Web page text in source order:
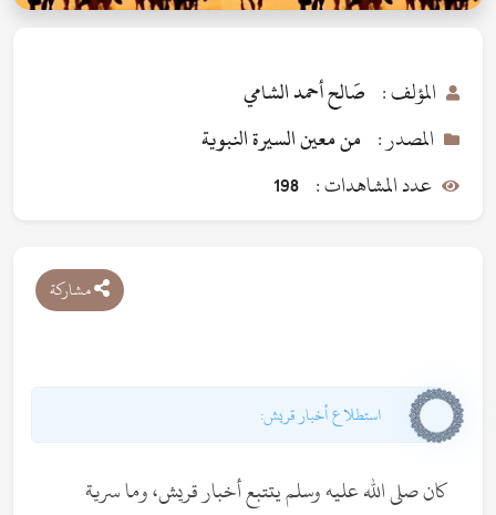
المؤلف : صَالح أحمد الشامي
المصدر : من معين السيرة النبوية
عدد المشاهدات : 198
مشاركة
استطلاع أخبار قريش:
كان صلى الله عليه وسلم يتتبع أخبار قريش، وما سرية